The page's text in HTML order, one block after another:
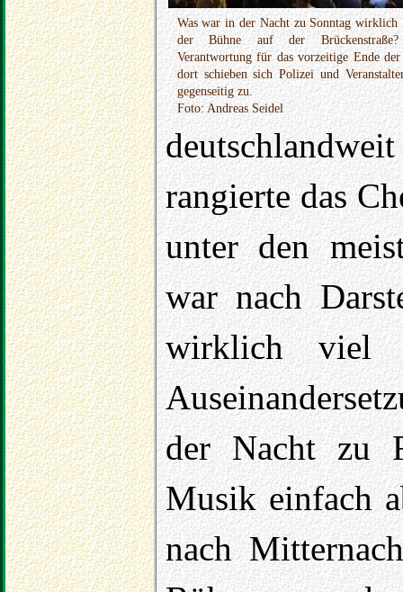
Was war in der Nacht zu Sonntag wirklich
der Bühne auf der
Verantwortung für das vorzeitige Ende
dort schieben sich Polizei und
gegenseitig zu.
Foto: Andreas Seidel
rangierte das
unter den
war nach
wirklich viel
der Nacht zu
Musik einfach
nach